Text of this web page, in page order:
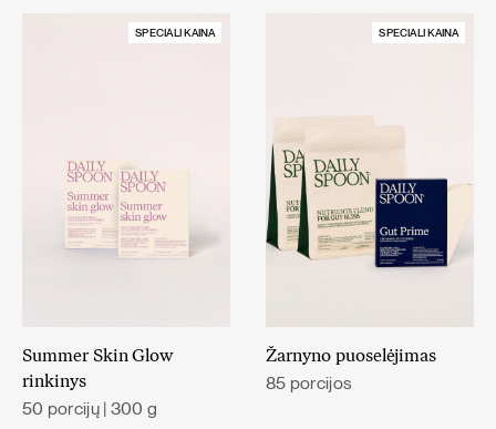
SPECIALI KAINA
Summer Skin Glow
rinkinys
50 porcijų | 300 g
SPECIALI KAINA
Žarnyno puoselėjimas
85 porcijos